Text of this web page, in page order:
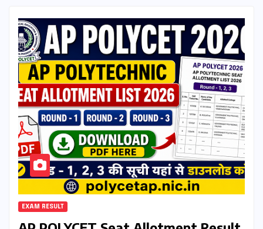
EXAM RESULT